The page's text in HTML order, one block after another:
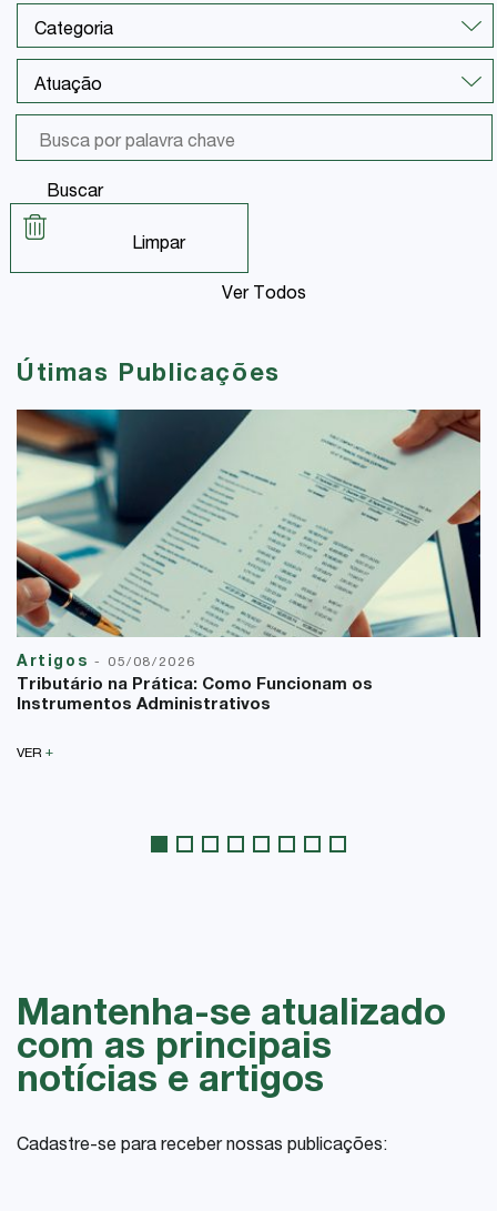
Buscar
Limpar
Ver Todos
Útimas Publicações
Artigos - 05/08/2026
Tributário na Prática: Como Funcionam os
Instrumentos Administrativos
VER +
Mantenha-se atualizado
com as principais
notícias e artigos
Cadastre-se para receber nossas publicações: